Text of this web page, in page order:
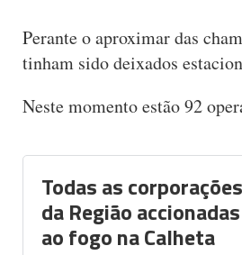
Perante o aproximar das
tinham sido deixados
Neste momento estão 92
Todas as
da Região
ao fogo na Calheta